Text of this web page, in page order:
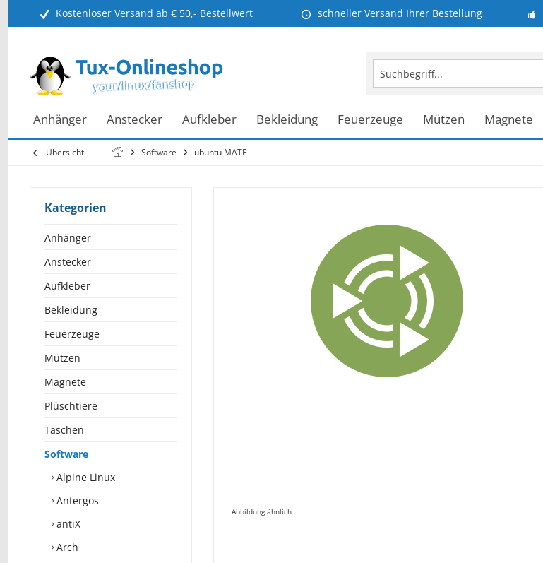
Kostenloser Versand ab € 50,- Bestellwert schneller Versand Ihrer Bestellung
Anhänger Anstecker Aufkleber Bekleidung Feuerzeuge Mützen Magnete
Übersicht Software ubuntu MATE
Kategorien
Anhänger
Anstecker
Aufkleber
Bekleidung
Feuerzeuge
Mützen
Magnete
Plüschtiere
Taschen
Software
Alpine Linux
Antergos
antiX
Arch
Abbildung ähnlich